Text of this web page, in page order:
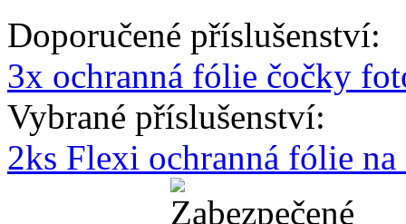
Doporučené příslušenství:
3x ochranná fólie čočky
Vybrané příslušenství:
2ks Flexi ochranná fólie